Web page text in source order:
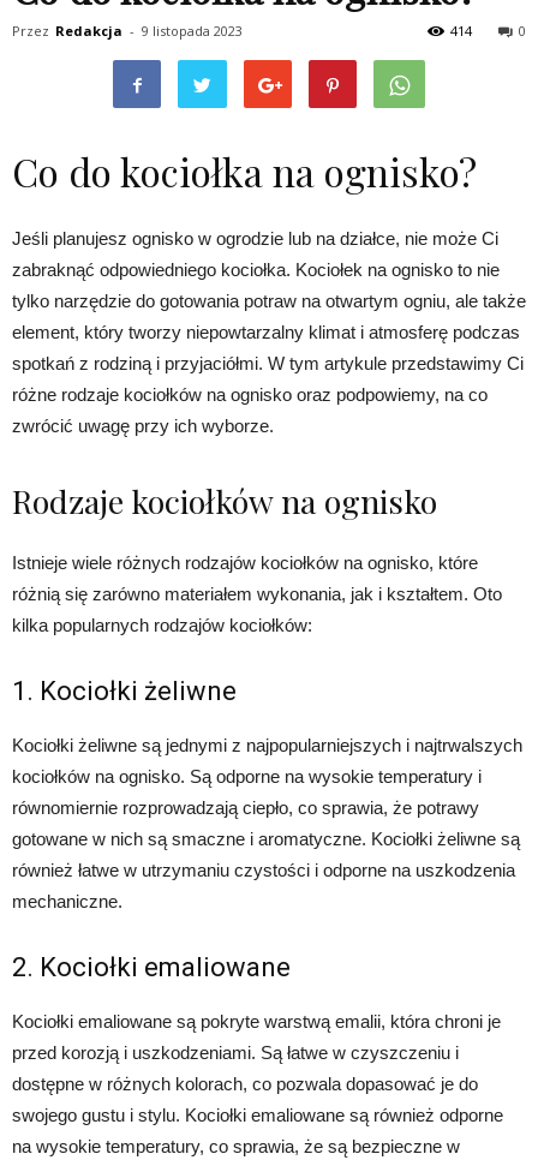
Przez Redakcja - 9 listopada 2023 0
414
Co do kociołka na ognisko?
Jeśli planujesz ognisko w ogrodzie lub na działce, nie może Ci
zabraknąć odpowiedniego kociołka. Kociołek na ognisko to nie
tylko narzędzie do gotowania potraw na otwartym ogniu, ale także
element, który tworzy niepowtarzalny klimat i atmosferę podczas
spotkań z rodziną i przyjaciółmi. W tym artykule przedstawimy Ci
różne rodzaje kociołków na ognisko oraz podpowiemy, na co
zwrócić uwagę przy ich wyborze.
Rodzaje kociołków na ognisko
Istnieje wiele różnych rodzajów kociołków na ognisko, które
różnią się zarówno materiałem wykonania, jak i kształtem. Oto
kilka popularnych rodzajów kociołków:
1. Kociołki żeliwne
Kociołki żeliwne są jednymi z najpopularniejszych i najtrwalszych
kociołków na ognisko. Są odporne na wysokie temperatury i
równomiernie rozprowadzają ciepło, co sprawia, że potrawy
gotowane w nich są smaczne i aromatyczne. Kociołki żeliwne są
również łatwe w utrzymaniu czystości i odporne na uszkodzenia
mechaniczne.
2. Kociołki emaliowane
Kociołki emaliowane są pokryte warstwą emalii, która chroni je
przed korozją i uszkodzeniami. Są łatwe w czyszczeniu i
dostępne w różnych kolorach, co pozwala dopasować je do
swojego gustu i stylu. Kociołki emaliowane są również odporne
na wysokie temperatury, co sprawia, że są bezpieczne w